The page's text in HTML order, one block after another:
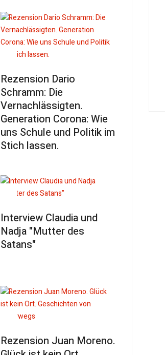
Rezension Dario
Schramm: Die
Vernachlässigten.
Generation Corona: Wie
uns Schule und Politik im
Stich lassen.
Interview Claudia und
Nadja "Mutter des
Satans"
Rezension Juan Moreno.